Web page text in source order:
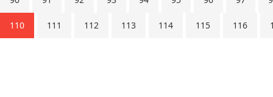
110 111 112 113 114 115 116